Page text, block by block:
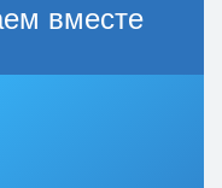
вместе